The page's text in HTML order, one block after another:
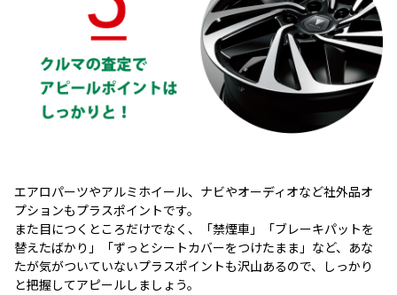
エアロパーツやアルミホイール、ナビやオーディオなど社外品オ
プションもプラスポイントです。
また目につくところだけでなく、「禁煙車」「ブレーキパットを
替えたばかり」「ずっとシートカバーをつけたまま」など、あな
たが気がついていないプラスポイントも沢山あるので、しっかり
と把握してアピールしましょう。